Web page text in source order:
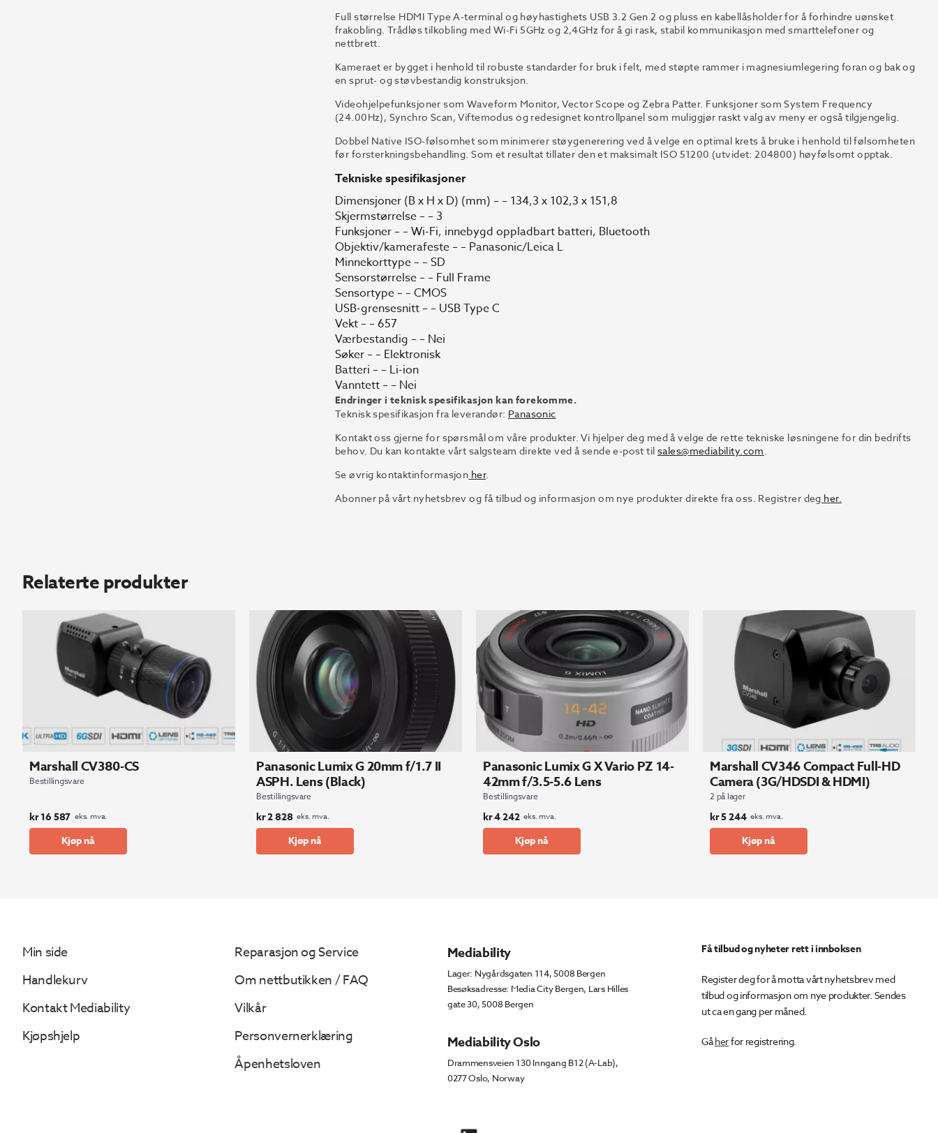
Full størrelse HDMI Type A-terminal og høyhastighets USB 3.2 Gen 2 og pluss en kabellåsholder for å forhindre uønsket
frakobling. Trådløs tilkobling med Wi-Fi 5GHz og 2,4GHz for å gi rask, stabil kommunikasjon med smarttelefoner og
nettbrett.
Kameraet er bygget i henhold til robuste standarder for bruk i felt, med støpte rammer i magnesiumlegering foran og bak og
en sprut- og støvbestandig konstruksjon.
Videohjelpefunksjoner som Waveform Monitor, Vector Scope og Zebra Patter. Funksjoner som System Frequency
(24.00Hz), Synchro Scan, Viftemodus og redesignet kontrollpanel som muliggjør raskt valg av meny er også tilgjengelig.
Dobbel Native ISO-følsomhet som minimerer støygenerering ved å velge en optimal krets å bruke i henhold til følsomheten
før forsterkningsbehandling. Som et resultat tillater den et maksimalt ISO 51200 (utvidet: 204800) høyfølsomt opptak.
Tekniske spesifikasjoner
Dimensjoner (B x H x D) (mm) – – 134,3 x 102,3 x 151,8
Skjermstørrelse – – 3
Funksjoner – – Wi-Fi, innebygd oppladbart batteri, Bluetooth
Objektiv/kamerafeste – – Panasonic/Leica L
Minnekorttype – – SD
Sensorstørrelse – – Full Frame
Sensortype – – CMOS
USB-grensesnitt – – USB Type C
Vekt – – 657
Værbestandig – – Nei
Søker – – Elektronisk
Batteri – – Li-ion
Vanntett – – Nei
Endringer i teknisk spesifikasjon kan forekomme.
Teknisk spesifikasjon fra leverandør: Panasonic
Kontakt oss gjerne for spørsmål om våre produkter. Vi hjelper deg med å velge de rette tekniske løsningene for din bedrifts
behov. Du kan kontakte vårt salgsteam direkte ved å sende e-post til sales@mediability.com
Se øvrig kontaktinformasjon her.
Abonner på vårt nyhetsbrev og få tilbud og informasjon om nye produkter direkte fra oss. Registrer deg her.
Relaterte produkter
Marshall CV380-CS
Bestillingsvare
kr16 587 eks. mva.
Kjøp nå
Panasonic Lumix G 20mm f/1.7 II
ASPH. Lens (Black)
Bestillingsvare
kr2 828 eks. mva.
Kjøp nå
Panasonic Lumix G X Vario PZ 14-
42mm f/3.5-5.6 Lens
Bestillingsvare
kr4 242 eks. mva.
Kjøp nå
Marshall CV346 Compact Full-HD
Camera (3G/HDSDI & HDMI)
2 på lager
kr5 244 eks. mva.
Kjøp nå
Min side
Handlekurv
Kontakt Mediability
Kjøpshjelp
Reparasjon og Service
Om nettbutikken / FAQ
Vilkår
Personvernerklæring
Åpenhetsloven
Mediability
Lager: Nygårdsgaten 114, 5008 Bergen
Besøksadresse: Media City Bergen, Lars Hilles
gate 30, 5008 Bergen
Mediability Oslo
Drammensveien 130 Inngang B12 (A-Lab),
0277 Oslo, Norway
Få tilbud og nyheter rett i innboksen
Register deg for å motta vårt nyhetsbrev med
tilbud og informasjon om nye produkter. Sendes
ut ca en gang per måned.
Gåherfor registrering.